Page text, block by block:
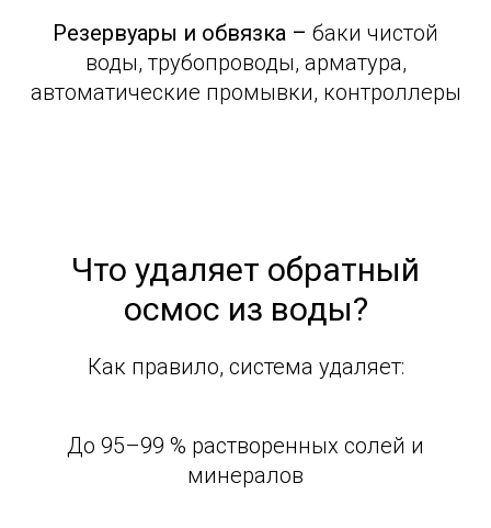
Резервуары и обвязка – баки чистой
воды, трубопроводы, арматура,
автоматические промывки, контроллеры
Что удаляет обратный
осмос из воды?
Как правило, система удаляет:
До 95–99 % растворенных солей и
минералов